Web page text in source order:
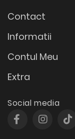
Contact
Informatii
Contul Meu
Extra
Social media